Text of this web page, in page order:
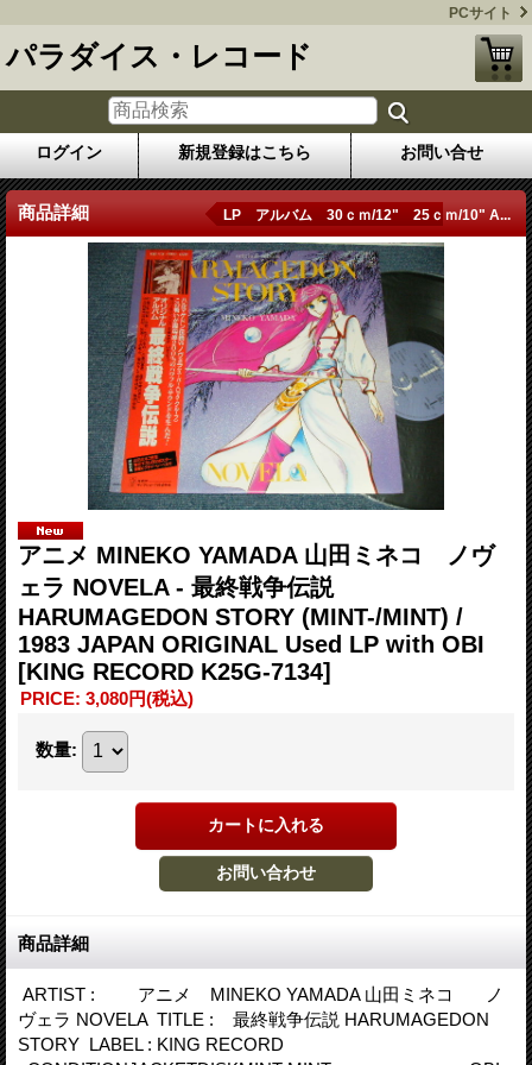
PCサイト
パラダイス・レコード
ログイン 新規登録はこちら お問い合せ
商品詳細 LP アルバム 30ｃｍ/12" 25ｃｍ/10" A...
アニメ MINEKO YAMADA 山田ミネコ ノヴ
ェラ NOVELA - 最終戦争伝説
HARUMAGEDON STORY (MINT-/MINT) /
1983 JAPAN ORIGINAL Used LP with OBI
[KING RECORD K25G-7134]
PRICE: 3,080円(税込)
数量:
商品詳細
ARTIST : アニメ MINEKO YAMADA 山田ミネコ ノ
ヴェラ NOVELA TITLE : 最終戦争伝説 HARUMAGEDON
STORY LABEL : KING RECORD